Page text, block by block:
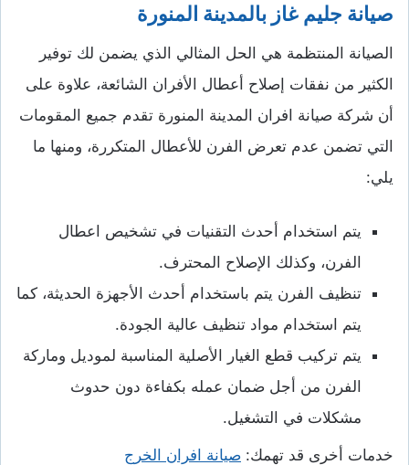
صيانة جليم غاز بالمدينة المنورة
الصيانة المنتظمة هي الحل المثالي الذي يضمن لك توفير
الكثير من نفقات إصلاح أعطال الأفران الشائعة، علاوة على
أن شركة صيانة افران المدينة المنورة تقدم جميع المقومات
التي تضمن عدم تعرض الفرن للأعطال المتكررة، ومنها ما
يلي:
يتم استخدام أحدث التقنيات في تشخيص اعطال
الفرن، وكذلك الإصلاح المحترف.
تنظيف الفرن يتم باستخدام أحدث الأجهزة الحديثة، كما
يتم استخدام مواد تنظيف عالية الجودة.
يتم تركيب قطع الغيار الأصلية المناسبة لموديل وماركة
الفرن من أجل ضمان عمله بكفاءة دون حدوث
مشكلات في التشغيل.
خدمات أخرى قد تهمك: صيانة افران الخرج